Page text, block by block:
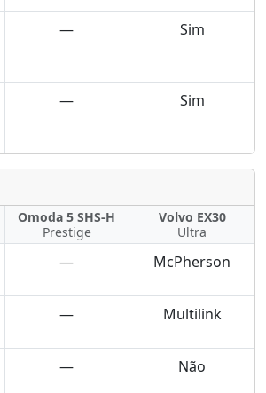
— Sim
— Sim
Omoda 5 SHS-H
Prestige
Volvo EX30
Ultra
— McPherson
— Multilink
— Não